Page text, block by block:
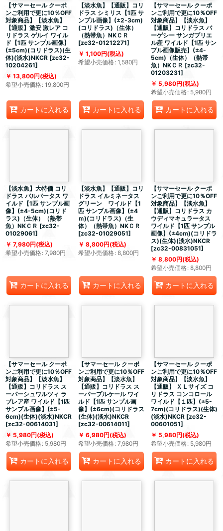
【サマーセール クーポ
ンご利用で更に10％OFF
対象商品】【淡水魚】
【通販】激安 激レア コ
リドラス ゲルイ ワイル
ド【1匹 サンプル画像】
(±5cm)(コリドラス)(生
体)(淡水)NKCR [zc32-
10204261]
13,800円(税込)
希望小売価格: 19,800円
カートに入れる
【淡水魚】【通販】コリ
ドラス シミリス【1匹 サ
ンプル画像】(±2-3cm)
(コリドラス)（生体）
（熱帯魚）NKＣＲ
[zc32-01212271]
1,100円(税込)
希望小売価格: 1,580円
カートに入れる
【サマーセール クーポ
ンご利用で更に10％OFF
対象商品】【淡水魚】
【通販】コリドラス バ
ーゲシー サンガブリエ
ル産 ワイルド【1匹 サン
プル画像販売】(±4-
5cm)（生体）（熱帯
魚）NKＣＲ [zc32-
01203231]
5,980円(税込)
希望小売価格: 5,980円
カートに入れる
【淡水魚】大特価 コリ
ドラス バルバータス ワ
イルド【1匹 サンプル画
像】(±4-5cm)(コリド
ラス)（生体）（熱帯
魚）NKＣＲ [zc32-
01029061]
7,980円(税込)
希望小売価格: 7,980円
カートに入れる
【淡水魚】【通販】コリ
ドラス イルミネータス
グリーン ワイルド【1
匹 サンプル画像】(±4
ｍ)(コリドラス)（生
体）（熱帯魚）NKＣＲ
[zc32-01029051]
8,800円(税込)
希望小売価格: 8,800円
カートに入れる
【サマーセール クーポ
ンご利用で更に10％OFF
対象商品】【淡水魚】
【通販】コリドラス カ
ウディマキュラータス
ワイルド【1匹 サンプル
画像】(±4cm)(コリドラ
ス)(生体)(淡水)NKCR
[zc32-00831051]
8,800円(税込)
希望小売価格: 8,800円
カートに入れる
【サマーセール クーポ
ンご利用で更に10％OFF
対象商品】【淡水魚】
【通販】コリドラス ス
ーパーシュワルツィ ラ
ブレア産 ワイルド【1匹
サンプル画像】(±5-
6cm)(生体)(淡水)NKCR
[zc32-00614031]
5,980円(税込)
希望小売価格: 5,980円
カートに入れる
【サマーセール クーポ
ンご利用で更に10％OFF
対象商品】【淡水魚】
【通販】コリドラス ス
ーパープルケール ワイ
ルド【1匹 サンプル画
像】(±6cm)(コリドラス
(生体)(淡水)NKCR
[zc32-00614011]
6,980円(税込)
希望小売価格: 7,980円
カートに入れる
【サマーセール クーポ
ンご利用で更に10％OFF
対象商品】【淡水魚】
【通販】 ＸＬサイズ コ
リドラス コンコロール
ワイルド【１匹】(±5-
7cm)(コリドラス)(生体)
(淡水)NKCR [zc32-
00601051]
5,980円(税込)
希望小売価格: 5,980円
カートに入れる